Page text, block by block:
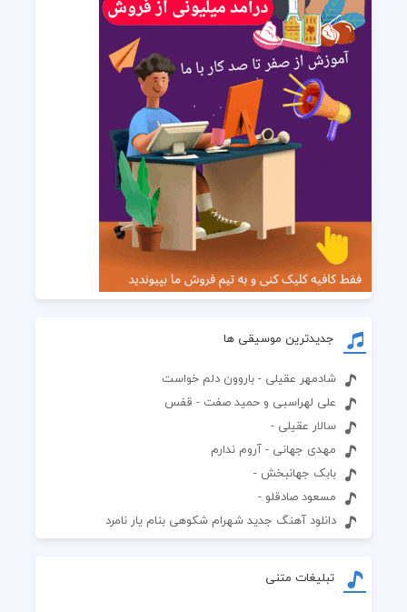
جدیدترین موسیقی ها
شادمهر عقیلی - باروون دلم خواست
علی لهراسبی و حمید صفت - قفس
سالار عقیلی -
مهدی جهانی - آروم ندارم
بابک جهانبخش -
مسعود صادقلو -
دانلود آهنگ جدید شهرام شکوهی بنام یار نامرد
تبلیغات متنی